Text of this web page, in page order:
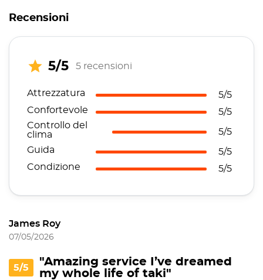
Recensioni
5/5 5 recensioni
Attrezzatura
5/5
Confortevole
5/5
Controllo del
clima
5/5
Guida
5/5
Condizione
5/5
James Roy
07/05/2026
5/5
"Amazing service I’ve dreamed
my whole life of taki"